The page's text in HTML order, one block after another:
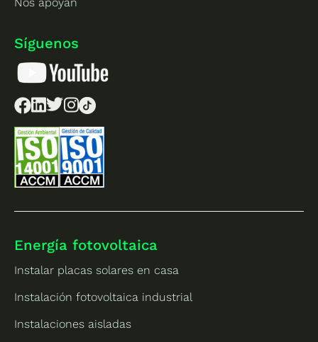
Síguenos
Energía fotovoltaica
Instalar placas solares en casa
Instalación fotovoltaica industrial
Instalaciones aisladas